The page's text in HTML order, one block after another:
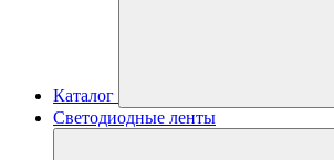
Каталог
Светодиодные ленты